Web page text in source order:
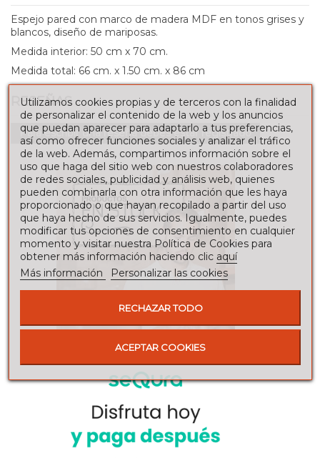
Espejo pared con marco de madera MDF en tonos grises y
blancos, diseño de mariposas.
Medida interior: 50 cm x 70 cm.
Medida total: 66 cm. x 1.50 cm. x 86 cm
RESEÑAS
Para escribir una reseña debes estar registrado
Utilizamos cookies propias y de terceros con la finalidad
de personalizar el contenido de la web y los anuncios
que puedan aparecer para adaptarlo a tus preferencias,
así como ofrecer funciones sociales y analizar el tráfico
de la web. Además, compartimos información sobre el
uso que haga del sitio web con nuestros colaboradores
de redes sociales, publicidad y análisis web, quienes
pueden combinarla con otra información que les haya
proporcionado o que hayan recopilado a partir del uso
que haya hecho de sus servicios. Igualmente, puedes
modificar tus opciones de consentimiento en cualquier
momento y visitar nuestra Política de Cookies para
obtener más información haciendo clic aquí
Más información
Personalizar las cookies
RECHAZAR TODO
ACEPTAR COOKIES